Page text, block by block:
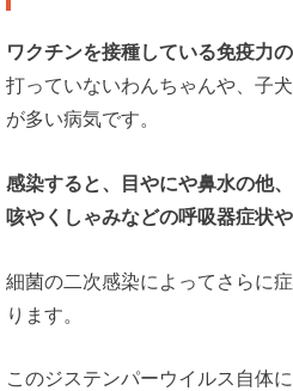
ワクチンを接種している免疫力
打っていないわんちゃんや、子
が多い病気です。
感染すると、目やにや鼻水の他
咳やくしゃみなどの呼吸器症状
細菌の二次感染によってさらに症
ります。
このジステンパーウイルス自体